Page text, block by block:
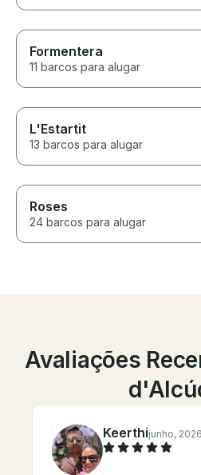
Formentera
11 barcos para alugar
L'Estartit
13 barcos para alugar
Roses
24 barcos para alugar
Avaliações
Keerthijunho, 2026